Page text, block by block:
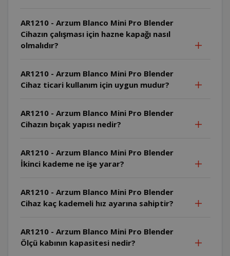
AR1210 - Arzum Blanco Mini Pro Blender
Cihazın çalışması için hazne kapağı nasıl
olmalıdır?
AR1210 - Arzum Blanco Mini Pro Blender
Cihaz ticari kullanım için uygun mudur?
AR1210 - Arzum Blanco Mini Pro Blender
Cihazın bıçak yapısı nedir?
AR1210 - Arzum Blanco Mini Pro Blender
İkinci kademe ne işe yarar?
AR1210 - Arzum Blanco Mini Pro Blender
Cihaz kaç kademeli hız ayarına sahiptir?
AR1210 - Arzum Blanco Mini Pro Blender
Ölçü kabının kapasitesi nedir?